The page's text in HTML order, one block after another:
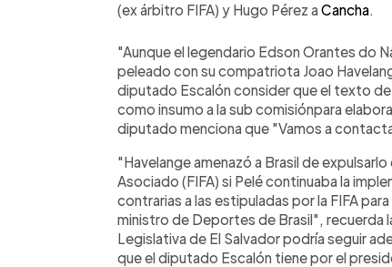
(ex árbitro FIFA) y Hugo Pérez aCancha.
"Aunque el legendario Edson Orantes do
peleado con su compatriota Joao
diputado Escalón consider que el texto de
como insumo a la sub comisiónpara
diputado menciona que "Vamos a
"Havelange amenazó a Brasil de
Asociado (FIFA) si Pelé continuaba la
contrarias a las estipuladas por la FIFA
ministro de Deportes de Brasil", recuerda
Legislativa de El Salvador podría seguir
que el diputado Escalón tiene por el